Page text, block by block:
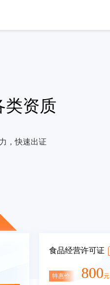
类资质
，快速出证
食品经营许可证
特惠价 800